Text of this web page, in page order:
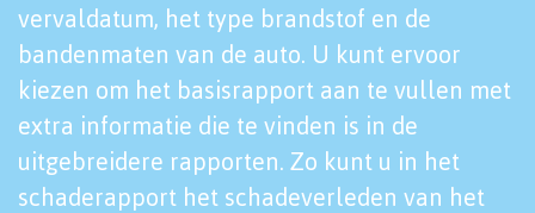
vervaldatum, het type brandstof en de
bandenmaten van de auto. U kunt ervoor
kiezen om het basisrapport aan te vullen met
extra informatie die te vinden is in de
uitgebreidere rapporten. Zo kunt u in het
schaderapport het schadeverleden van het